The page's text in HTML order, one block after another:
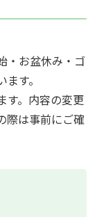
・お盆休み・ゴ
す。
す。内容の変更
際は事前にご確